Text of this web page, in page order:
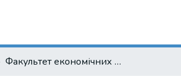
Факультет економічних наук